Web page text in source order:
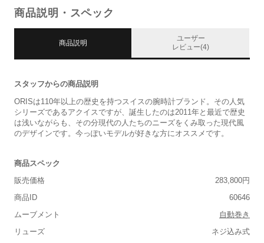
商品説明・スペック
商品説明
ユーザー
レビュー(4)
スタッフからの商品説明
ORISは110年以上の歴史を持つスイスの腕時計ブランド。その人気
シリーズであるアクイスですが、誕生したのは2011年と最近で歴史
は浅いながらも、その分現代の人たちのニーズをくみ取った現代風
のデザインです。今っぽいモデルが好きな方にオススメです。
商品スペック
販売価格
283,800円
商品ID
60646
ムーブメント
自動巻き
リューズ
ネジ込み式